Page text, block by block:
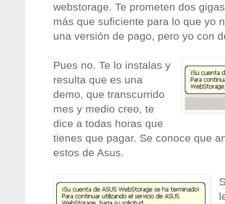
webstorage. Te prometen dos
más que suficiente para lo que yo
una versión de pago, pero yo con
Pues no. Te lo instalas y
resulta que es una
demo, que transcurrido
mes y medio creo, te
dice a todas horas que
tienes que pagar. Se conoce que
estos de Asus.